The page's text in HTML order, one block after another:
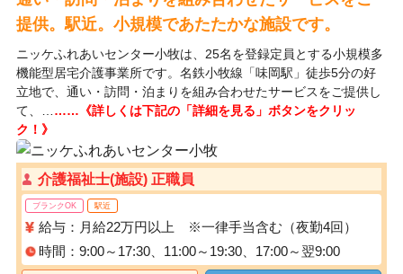
提供。駅近。小規模であたたかな施設です。
ニッケふれあいセンター小牧は、25名を登録定員とする小規模多
機能型居宅介護事業所です。名鉄小牧線「味岡駅」徒歩5分の好
立地で、通い・訪問・泊まりを組み合わせたサービスをご提供し
て、… ……《詳しくは下記の「詳細を見る」ボタンをクリッ
ク！》
介護福祉士(施設) 正職員
ブランクOK 駅近
給与：月給22万円以上 ※一律手当含む（夜勤4回）
時間：9:00～17:30、11:00～19:30、17:00～翌9:00